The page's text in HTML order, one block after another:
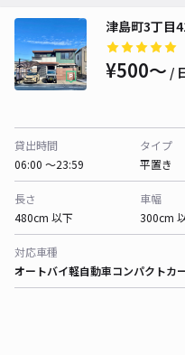
津島町3丁目
¥500〜 /
貸出時間
06:00 〜23:59
タイプ
平置き
長さ
480cm 以下
車幅
300cm
対応車種
オートバイ軽自動車コンパクトカ